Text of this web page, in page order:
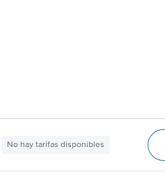
No hay tarifas disponibles